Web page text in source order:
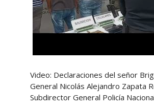
Video: Declaraciones del señor
General Nicolás Alejandro Zapata
Subdirector General Policía